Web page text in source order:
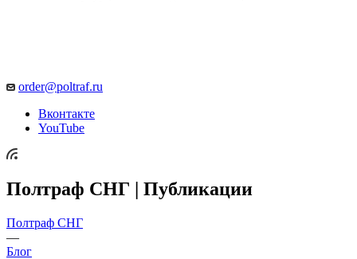
order@poltraf.ru
Вконтакте
YouTube
Полтраф СНГ | Публикации
Полтраф СНГ
—
Блог